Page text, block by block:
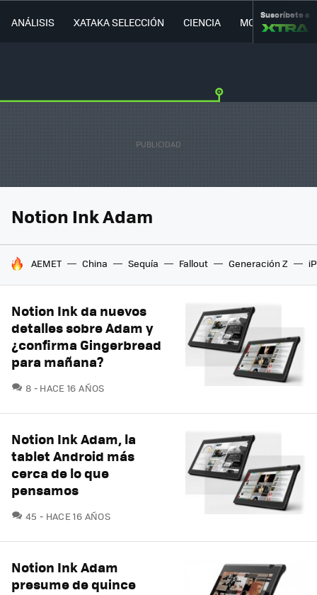
ANÁLISIS XATAKA SELECCIÓN CIENCIA MOVILIDAD
Suscríbete a
Notion Ink Adam
HOY SE HABLA DE
AEMET China Sequía Fallout Generación Z
Notion Ink da nuevos
detalles sobre Adam y
¿confirma Gingerbread
para mañana?
8 COMENTARIOS
HACE 16 AÑOS
Notion Ink Adam, la
tablet Android más
cerca de lo que
pensamos
45 COMENTARIOS
HACE 16 AÑOS
Notion Ink Adam
presume de quince